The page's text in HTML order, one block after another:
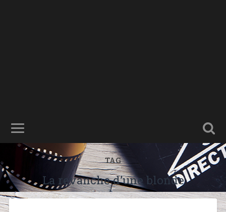
TAG
La revanche d’une blonde